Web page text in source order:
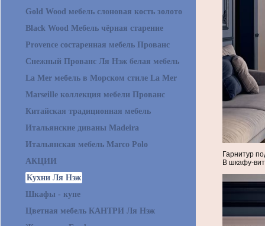
Gold Wood мебель слоновая кость золото
Black Wood Мебель чёрная старение
Provence состаренная мебель Прованс
Снежный Прованс Ля Нэж белая мебель
La Mer мебель в Морском стиле La Mer
Marseille коллекция мебели Прованс
Китайская традиционная мебель
Итальянские диваны Madeira
Итальянская мебель Marco Polo
АКЦИИ
Кухни Ля Нэж
Шкафы - купе
Цветная мебель КАНТРИ Ля Нэж
Гарнитур
В шкафу-